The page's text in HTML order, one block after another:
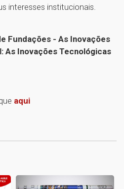
interesses institucionais.
Fundações - As Inovações
As Inovações Tecnológicas
aqui